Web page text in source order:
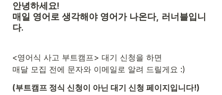
안녕하세요!
매일 영어로 생각해야 영어가 나온다, 러너블입니
다.
<영어식 사고 부트캠프> 대기 신청을 하면
매달 모집 전에 문자와 이메일로 알려 드릴게요 :)
(부트캠프 정식 신청이 아닌 대기 신청 페이지입니다!)